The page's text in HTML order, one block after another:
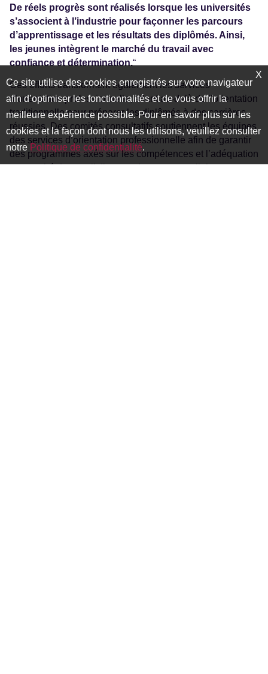
De réels progrès sont réalisés lorsque les universités
s’associent à l’industrie pour façonner les parcours
d’apprentissage et les résultats des diplômés. Ainsi,
les jeunes intègrent le marché du travail avec
confiance et détermination.“
Ces efforts transforment également les services
d’orientation professionnelle, allant au-delà de l’orientation
traditionnelle pour préparer les diplômés à des carrières
réussies. Des comités consultatifs soutiennent les équipes
des services d’orientation professionnelle afin de garantir
des programmes axés sur les compétences et l’adéquation
au marché du travail. Ils y parviennent en collaborant avec
X
Ce site utilise des cookies enregistrés sur votre navigateur
afin d’optimiser les fonctionnalités et de vous offrir la
meilleure expérience possible. Pour en savoir plus sur les
cookies et la façon dont nous les utilisons, veuillez consulter
notre Politique de confidentialité.